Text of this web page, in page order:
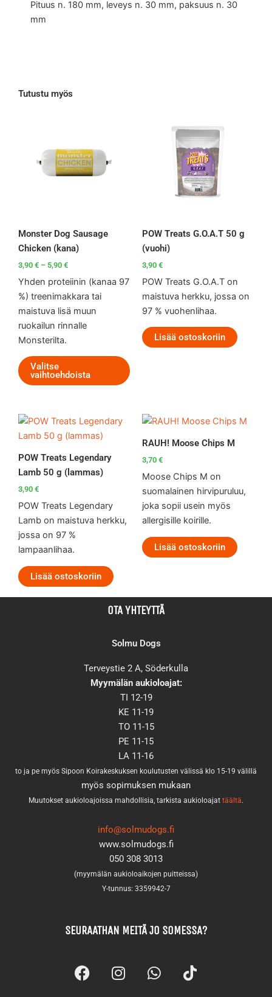
Pituus n. 180 mm, leveys n. 30 mm, paksuus n. 30
mm
Tutustu myös
Monster Dog Sausage
Chicken (kana)
3,90 € – 5,90 €
Yhden proteiinin (kanaa 97
%) treenimakkara tai
maistuva lisä muun
ruokailun rinnalle
Monsterilta.
Valitse
vaihtoehdoista
muunnelma.
tuotteen
sivulla.
POW Treats G.O.A.T 50 g
(vuohi)
3,90 €
POW Treats G.O.A.T on
maistuva herkku, jossa on
97 % vuohenlihaa.
Lisää ostoskoriin
POW Treats Legendary
Lamb 50 g (lammas)
3,90 €
POW Treats Legendary
Lamb on maistuva herkku,
jossa on 97 %
lampaanlihaa.
Lisää ostoskoriin
RAUH! Moose Chips M
3,70 €
Moose Chips M on
suomalainen hirvipuruluu,
joka sopii usein myös
allergisille koirille.
Lisää ostoskoriin
OTA YHTEYTTÄ
Solmu Dogs
Terveystie 2 A, Söderkulla
Myymälän aukioloajat:
TI 12-19
KE 11-19
TO 11-15
PE 11-15
LA 11-16
to ja pe myös Sipoon Koirakeskuksen koulutusten välissä klo 15-19 välillä
myös sopimuksen mukaan
Muutokset aukioloajoissa mahdollisia, tarkista aukioloajat täältä.
info@solmudogs.fi
www.solmudogs.fi
050 308 3013
(myymälän aukioloaikojen puitteissa)
Y-tunnus: 3359942-7
SEURAATHAN MEITÄ JO SOMESSA?
F
a
I
n
W
h
T
i